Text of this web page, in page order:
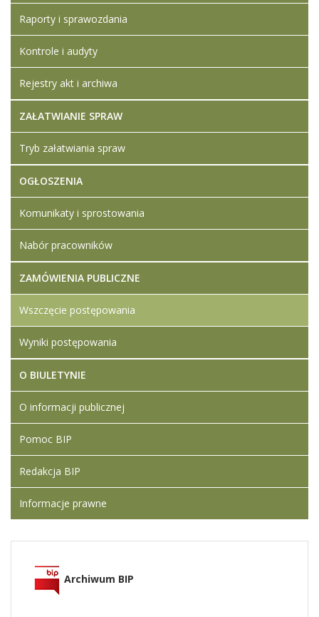
KWALIFIKACJI I
DOŚWIADCZENIA
SZKOLENIOWEJ
Artykuł został
zmieniony.
wtorek,
Ledwójcik
Artykuł został
zmieniony.
wtorek,
Ledwójcik
Raporty i sprawozdania
Kontrole i audyty
Rejestry akt i archiwa
ZAŁATWIANIE SPRAW
Tryb załatwiania spraw
OGŁOSZENIA
Komunikaty i sprostowania
Nabór pracowników
ZAMÓWIENIA PUBLICZNE
Wszczęcie postępowania
Wyniki postępowania
O BIULETYNIE
O informacji publicznej
Pomoc BIP
Redakcja BIP
Informacje prawne
Archiwum BIP